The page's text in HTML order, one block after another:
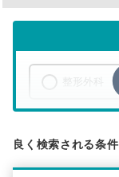
良く検索される条件